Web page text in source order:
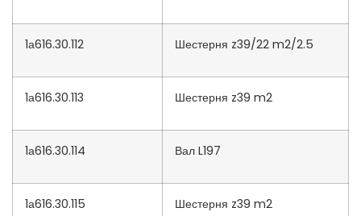
1а616.30.112 Шестерня z39/22 m2/2.5
1а616.30.113 Шестерня z39 m2
1а616.30.114 Вал L197
1а616.30.115 Шестерня z39 m2